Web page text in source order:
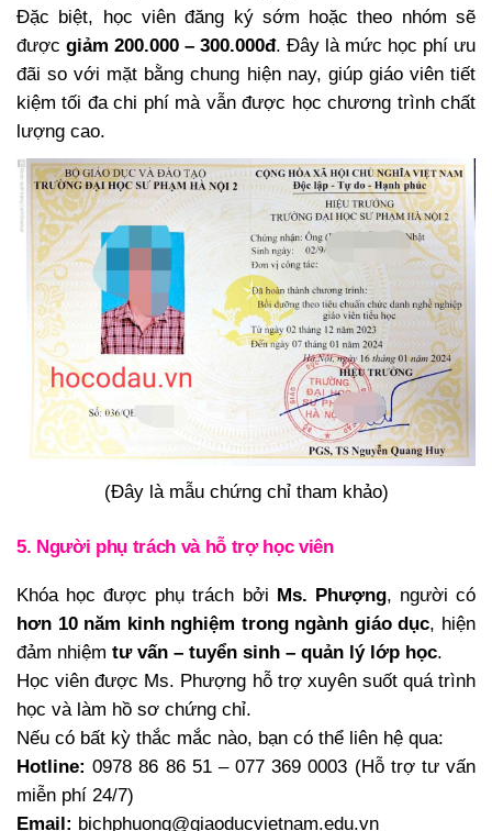
Đặc biệt, học viên đăng ký sớm hoặc theo nhóm sẽ
được giảm 200.000 – 300.000đ. Đây là mức học phí ưu
đãi so với mặt bằng chung hiện nay, giúp giáo viên tiết
kiệm tối đa chi phí mà vẫn được học chương trình chất
lượng cao.
(Đây là mẫu chứng chỉ tham khảo)
5. Người phụ trách và hỗ trợ học viên
Khóa học được phụ trách bởi Ms. Phượng, người có
hơn 10 năm kinh nghiệm trong ngành giáo dục, hiện
đảm nhiệm tư vấn – tuyển sinh – quản lý lớp học.
Học viên được Ms. Phượng hỗ trợ xuyên suốt quá trình
học và làm hồ sơ chứng chỉ.
Nếu có bất kỳ thắc mắc nào, bạn có thể liên hệ qua:
Hotline: 0978 86 86 51 – 077 369 0003 (Hỗ trợ tư vấn
miễn phí 24/7)
Email: bichphuong@giaoducvietnam.edu.vn